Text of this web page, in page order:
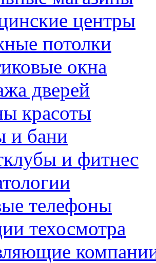
центры
потолки
окна
дверей
красоты
и бани
и фитнес
телефоны
техосмотра